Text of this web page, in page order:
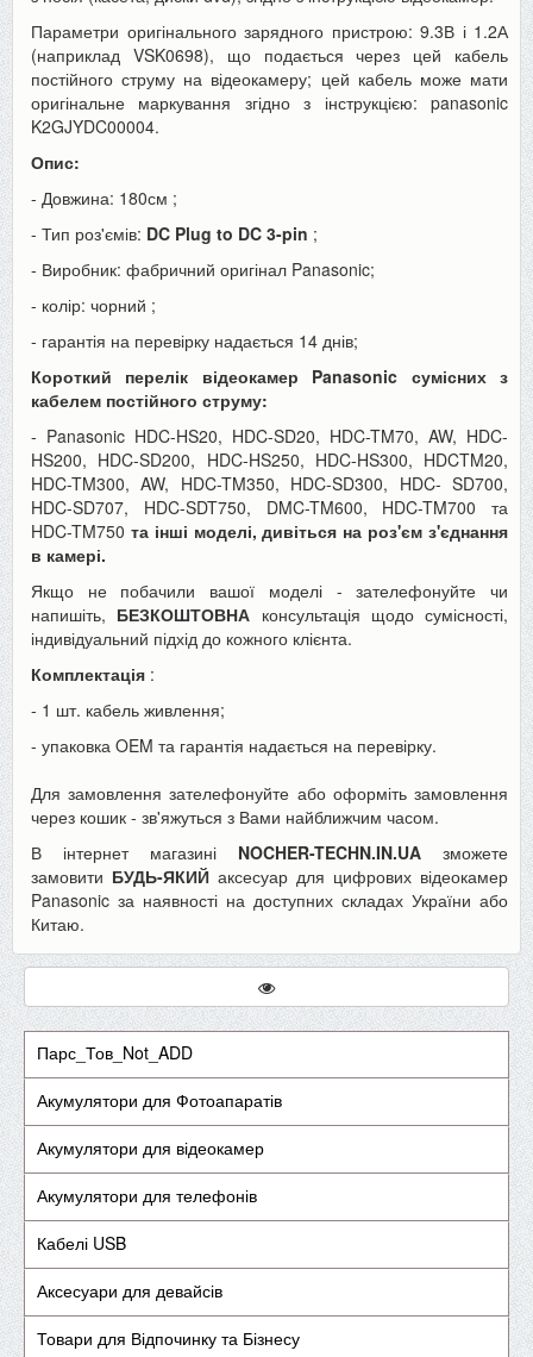
Параметри оригінального зарядного пристрою: 9.3В і 1.2А
(наприклад VSK0698), що подається через цей кабель
постійного струму на відеокамеру; цей кабель може мати
оригінальне маркування згідно з інструкцією: panasonic
K2GJYDC00004.
Опис:
- Довжина: 180см ;
- Тип роз'ємів: DC Plug to DC 3-pin ;
- Виробник: фабричний оригінал Panasonic;
- колір: чорний ;
- гарантія на перевірку надається 14 днів;
Короткий перелік відеокамер Panasonic сумісних з
кабелем постійного струму:
- Panasonic HDC-HS20, HDC-SD20, HDC-TM70, AW, HDC-
HS200, HDC-SD200, HDC-HS250, HDC-HS300, HDCTM20,
HDC-TM300, AW, HDC-TM350, HDC-SD300, HDC- SD700,
HDC-SD707, HDC-SDT750, DMC-TM600, HDC-TM700 та
HDC-TM750 та інші моделі, дивіться на роз'єм з'єднання
в камері.
Якщо не побачили вашої моделі - зателефонуйте чи
напишіть, БЕЗКОШТОВНА консультація щодо сумісності,
індивідуальний підхід до кожного клієнта.
Комплектація :
- 1 шт. кабель живлення;
- упаковка OEM та гарантія надається на перевірку.
Для замовлення зателефонуйте або оформіть замовлення
через кошик - зв'яжуться з Вами найближчим часом.
В інтернет магазині NOCHER-TECHN.IN.UA зможете
замовити БУДЬ-ЯКИЙ аксесуар для цифрових відеокамер
Panasonic за наявності на доступних складах України або
Китаю.
Парс_Тов_Not_ADD
Акумулятори для Фотоапаратів
Акумулятори для відеокамер
Акумулятори для телефонів
Кабелі USB
Аксесуари для девайсів
Товари для Відпочинку та Бізнесу